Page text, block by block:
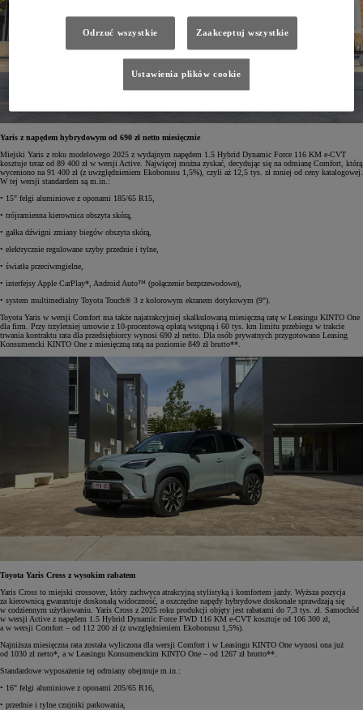
Yaris z napędem hybrydowym od 690 zł netto miesięcznie
Miejski Yaris z roku modelowego 2025 z wydajnym napędem 1.5 Hybrid Dynamic Force 116 KM e-CVT
kosztuje teraz od 89 400 zł w wersji Active. Najwięcej można zyskać, decydując się na odmianę Comfort, którą
wyceniono na 91 400 zł (z uwzględnieniem Ekobonusu 1,5%), czyli aż 12,5 tys. zł mniej od ceny katalogowej.
W tej wersji standardem są m.in.:
• 15" felgi aluminiowe z oponami 185/65 R15,
• trójramienna kierownica obszyta skórą,
• gałka dźwigni zmiany biegów obszyta skórą,
• elektrycznie regulowane szyby przednie i tylne,
• światła przeciwmgielne,
• interfejsy Apple CarPlay*, Android Auto™ (połączenie bezprzewodowe),
• system multimedialny Toyota Touch® 3 z kolorowym ekranem dotykowym (9").
Toyota Yaris w wersji Comfort ma także najatrakcyjniej skalkulowaną miesięczną ratę w Leasingu KINTO One
dla firm. Przy trzyletniej umowie z 10-procentową opłatą wstępną i 60 tys. km limitu przebiegu w trakcie
trwania kontraktu rata dla przedsiębiorcy wynosi 690 zł netto. Dla osób prywatnych przygotowano Leasing
Konsumencki KINTO One z miesięczną ratą na poziomie 849 zł brutto**.
Toyota Yaris Cross z wysokim rabatem
Yaris Cross to miejski crossover, który zachwyca atrakcyjną stylistyką i komfortem jazdy. Wyższa pozycja
za kierownicą gwarantuje doskonałą widoczność, a oszczędne napędy hybrydowe doskonale sprawdzają się
w codziennym użytkowaniu. Yaris Cross z 2025 roku produkcji objęty jest rabatami do 7,3 tys. zł. Samochód
w wersji Active z napędem 1.5 Hybrid Dynamic Force FWD 116 KM e-CVT kosztuje od 106 300 zł,
a w wersji Comfort – od 112 200 zł (z uwzględnieniem Ekobonusu 1,5%).
Najniższa miesięczna rata została wyliczona dla wersji Comfort i w Leasingu KINTO One wynosi ona już
od 1030 zł netto*, a w Leasingu Konsumenckim KINTO One – od 1267 zł brutto**.
Standardowe wyposażenie tej odmiany obejmuje m.in.:
• 16" felgi aluminiowe z oponami 205/65 R16,
• przednie i tylne czujniki parkowania,
Odrzuć wszystkie Zaakceptuj wszystkie
Ustawienia plików cookie